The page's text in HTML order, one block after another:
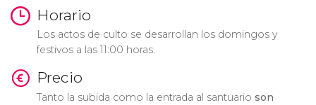
Horario
Los actos de culto se desarrollan los domingos y
festivos a las 11:00 horas.
Precio
Tanto la subida como la entrada al santuario son